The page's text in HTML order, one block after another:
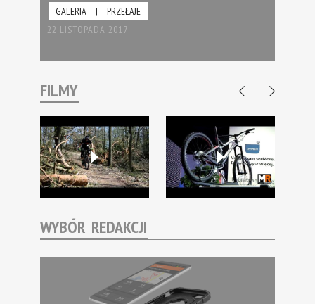
GALERIA |
PRZEŁAJE
22 LISTOPADA 2017
FILMY
WYBÓR REDAKCJI